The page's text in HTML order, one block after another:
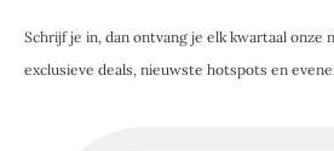
Schrijf je in, dan ontvang je elk kwartaal onze
exclusieve deals, nieuwste hotspots en